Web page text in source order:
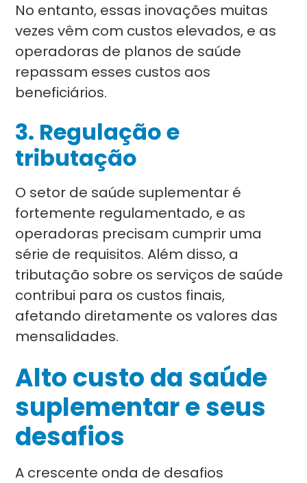
No entanto, essas inovações muitas
vezes vêm com custos elevados, e as
operadoras de planos de saúde
repassam esses custos aos
beneficiários.
3. Regulação e
tributação
O setor de saúde suplementar é
fortemente regulamentado, e as
operadoras precisam cumprir uma
série de requisitos. Além disso, a
tributação sobre os serviços de saúde
contribui para os custos finais,
afetando diretamente os valores das
mensalidades.
Alto custo da saúde
suplementar e seus
desafios
A crescente onda de desafios